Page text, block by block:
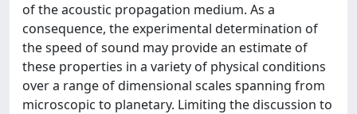
of the acoustic propagation medium. As a
consequence, the experimental determination of
the speed of sound may provide an estimate of
these properties in a variety of physical conditions
over a range of dimensional scales spanning from
microscopic to planetary. Limiting the discussion to